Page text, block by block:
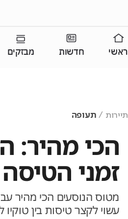
ראשי חדשות מבזקים
תיירות תעופה
הכי מהיר:
זמני הטיסה
מטוס הנוסעים הכי מהיר
עשוי לקצר טיסות בין